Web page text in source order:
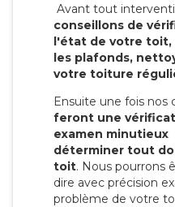
Avant tout
conseillons de
l'état de votre toit,
les plafonds,
votre toiture
Ensuite une fois nos
feront une
examen
déterminer tout
toit. Nous pourrons
dire avec précision
problème de votre